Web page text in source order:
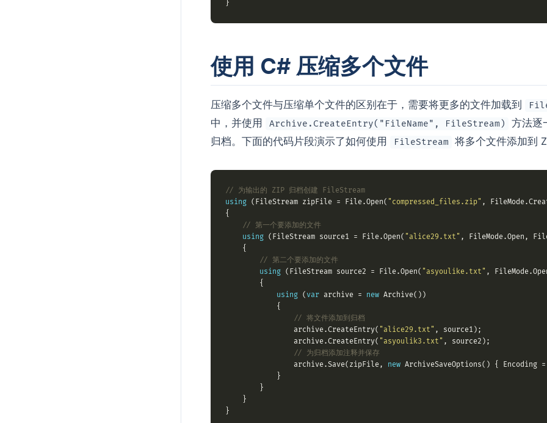
使用 C# 压缩多个文件
压缩多个文件与压缩单个文件的区别在于，需要将更多的文件加载到
中，并使用 Archive.CreateEntry("FileName", FileStream)
方法逐
归档。下面的代码片段演示了如何使用
FileStream 将多个文件添加到
// 为输出的 ZIP 归档创建 FileStream
using (FileStream zipFile = File.Open( "compressed_files.zip"
// 第一个要添加的文件
using (FileStream source1 = File.Open( "alice29.txt"
// 第二个要添加的文件
using (FileStream source2 = File.Open( "asyoulike.txt"
using (var archive = new
// 将文件添加到归档
                archive.CreateEntry(
"alice29.txt"
                archive.CreateEntry(
"asyoulik3.txt"
// 为归档添加注释并保存
                archive.Save(zipFile,
new ArchiveSaveOptions() { Encoding =